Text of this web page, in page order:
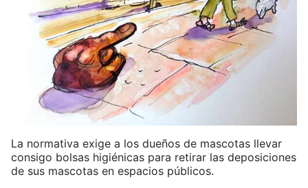
La normativa exige a los dueños de mascotas llevar
consigo bolsas higiénicas para retirar las deposiciones
de sus mascotas en espacios públicos.